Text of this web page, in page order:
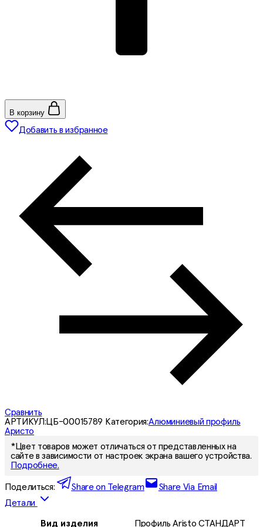
В корзину
Добавить в избранное
Сравнить
АРТИКУЛ:ЦБ-00015789 Категория:Алюминиевый профиль
Аристо
*Цвет товаров может отличаться от представленных на
сайте в зависимости от настроек экрана вашего устройства.
Подробнее.
Поделиться: Share on Telegram
Share Via Email
Детали
Вид издeлия Профиль Aristo СТАНДАРТ